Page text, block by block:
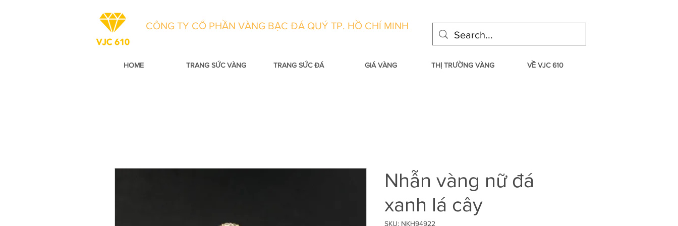
CÔNG TY CỔ PHẦN VÀNG BẠC ĐÁ QUÝ TP. HỒ CHÍ MINH
HOME TRANG SỨC VÀNG TRANG SỨC ĐÁ GIÁ VÀNG THỊ TRƯỜNG VÀNG VỀ VJC 610
Nhẫn vàng nữ đá
xanh lá cây
SKU: NKH94922